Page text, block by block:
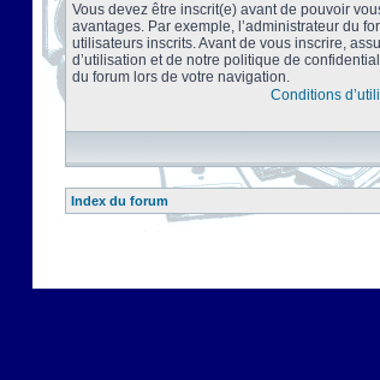
Vous devez être inscrit(e) avant de pouvoir
avantages. Par exemple, l’administrateur du
utilisateurs inscrits. Avant de vous inscrire,
d’utilisation et de notre politique de
du forum lors de votre navigation.
Conditions
Index du forum